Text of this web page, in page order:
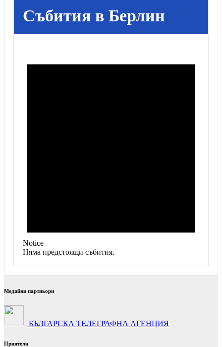
Събития в Берлин
Notice
Няма предстоящи събития.
Медийни партньори
БЪЛГАРСКА ТЕЛЕГРАФНА АГЕНЦИЯ
Приятели